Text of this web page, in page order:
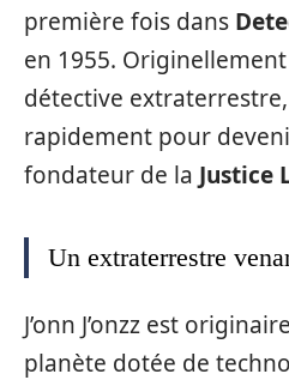
première fois dans
en 1955.
détective
rapidement pour
fondateur de la Justice
Un extraterrestre
J’onn J’onzz est
planète dotée de